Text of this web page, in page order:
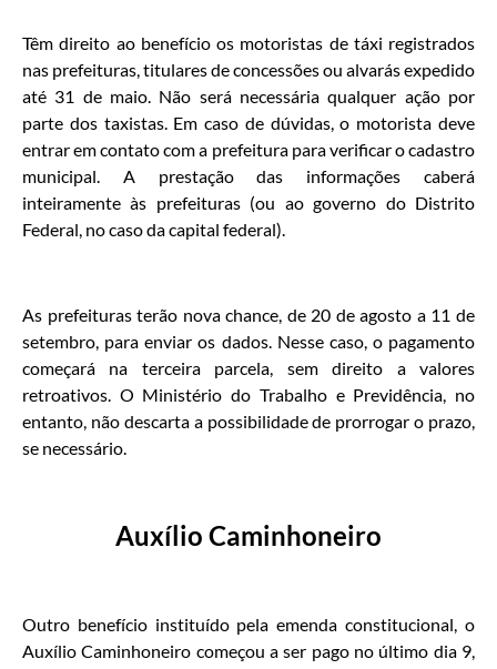
Têm direito ao benefício os motoristas de táxi registrados
nas prefeituras, titulares de concessões ou alvarás expedido
até 31 de maio. Não será necessária qualquer ação por
parte dos taxistas. Em caso de dúvidas, o motorista deve
entrar em contato com a prefeitura para verificar o cadastro
municipal. A prestação das informações caberá
inteiramente às prefeituras (ou ao governo do Distrito
Federal, no caso da capital federal).
As prefeituras terão nova chance, de 20 de agosto a 11 de
setembro, para enviar os dados. Nesse caso, o pagamento
começará na terceira parcela, sem direito a valores
retroativos. O Ministério do Trabalho e Previdência, no
entanto, não descarta a possibilidade de prorrogar o prazo,
se necessário.
Auxílio Caminhoneiro
Outro benefício instituído pela emenda constitucional, o
Auxílio Caminhoneiro começou a ser pago no último dia 9,